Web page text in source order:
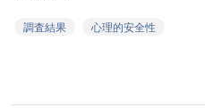
調査結果
心理的安全性